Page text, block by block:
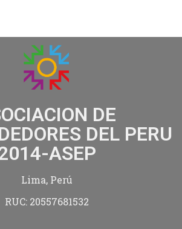
DE
DEL PERU
ASEP
Lima, Perú
RUC: 20557681532